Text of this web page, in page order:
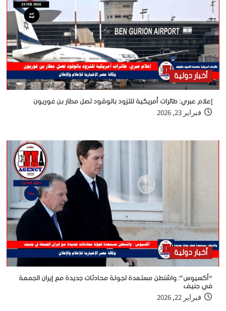
أخبار دولية
إعلام عبري: طائرات أمريكية للتزود بالوقود تصل مطار بن غوريون
فبراير 23, 2026
أخبار دولية
“أكسيوس”: واشنطن مستعدة لجولة محادثات جديدة مع إيران الجمعة
في جنيف
فبراير 22, 2026